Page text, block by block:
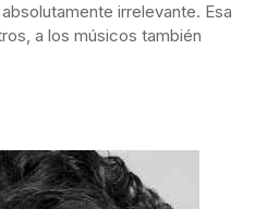
irrelevante. Esa
a los músicos también